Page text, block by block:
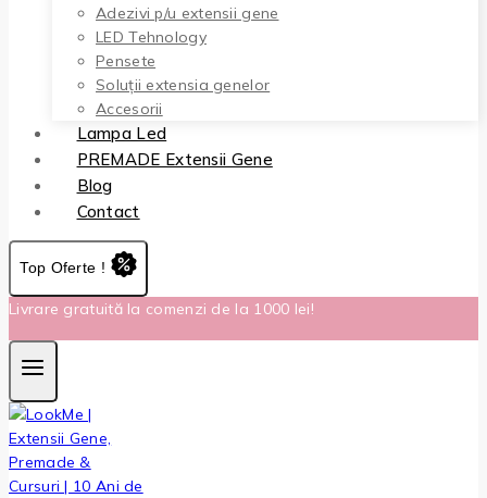
Adezivi p/u extensii gene
LED Tehnology
Pensete
Soluții extensia genelor
Accesorii
Lampa Led
PREMADE Extensii Gene
Blog
Contact
Top Oferte !
Livrare gratuită la comenzi de la 1000 lei!